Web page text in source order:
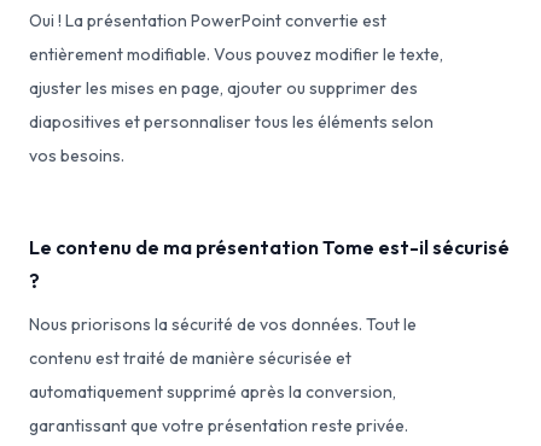
Oui ! La présentation PowerPoint convertie est
entièrement modifiable. Vous pouvez modifier le texte,
ajuster les mises en page, ajouter ou supprimer des
diapositives et personnaliser tous les éléments selon
vos besoins.
Le contenu de ma présentation Tome est-il sécurisé
?
Nous priorisons la sécurité de vos données. Tout le
contenu est traité de manière sécurisée et
automatiquement supprimé après la conversion,
garantissant que votre présentation reste privée.